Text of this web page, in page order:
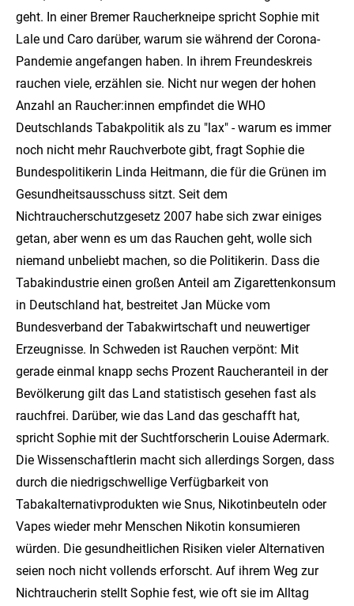
geht. In einer Bremer Raucherkneipe spricht Sophie mit
Lale und Caro darüber, warum sie während der Corona-
Pandemie angefangen haben. In ihrem Freundeskreis
rauchen viele, erzählen sie. Nicht nur wegen der hohen
Anzahl an Raucher:innen empfindet die WHO
Deutschlands Tabakpolitik als zu "lax" - warum es immer
noch nicht mehr Rauchverbote gibt, fragt Sophie die
Bundespolitikerin Linda Heitmann, die für die Grünen im
Gesundheitsausschuss sitzt. Seit dem
Nichtraucherschutzgesetz 2007 habe sich zwar einiges
getan, aber wenn es um das Rauchen geht, wolle sich
niemand unbeliebt machen, so die Politikerin. Dass die
Tabakindustrie einen großen Anteil am Zigarettenkonsum
in Deutschland hat, bestreitet Jan Mücke vom
Bundesverband der Tabakwirtschaft und neuwertiger
Erzeugnisse. In Schweden ist Rauchen verpönt: Mit
gerade einmal knapp sechs Prozent Raucheranteil in der
Bevölkerung gilt das Land statistisch gesehen fast als
rauchfrei. Darüber, wie das Land das geschafft hat,
spricht Sophie mit der Suchtforscherin Louise Adermark.
Die Wissenschaftlerin macht sich allerdings Sorgen, dass
durch die niedrigschwellige Verfügbarkeit von
Tabakalternativprodukten wie Snus, Nikotinbeuteln oder
Vapes wieder mehr Menschen Nikotin konsumieren
würden. Die gesundheitlichen Risiken vieler Alternativen
seien noch nicht vollends erforscht. Auf ihrem Weg zur
Nichtraucherin stellt Sophie fest, wie oft sie im Alltag